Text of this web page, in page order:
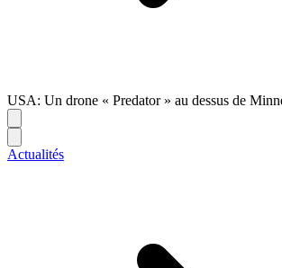
USA: Un drone « Predator » au dessus de
Actualités